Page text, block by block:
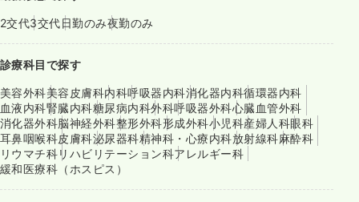
2交代3交代日勤のみ夜勤のみ
診療科目で探す
美容外科美容皮膚科内科呼吸器内科消化器内科循環器内科
血液内科腎臓内科糖尿病内科外科呼吸器外科心臓血管外科
消化器外科脳神経外科整形外科形成外科小児科産婦人科眼科
耳鼻咽喉科皮膚科泌尿器科精神科・心療内科放射線科麻酔科
リウマチ科リハビリテーション科アレルギー科
緩和医療科（ホスピス）